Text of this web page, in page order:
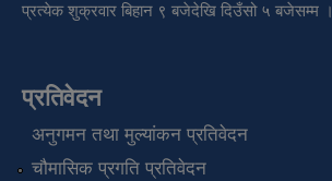
प्रत्येक शुक्रवार बिहान ९ बजेदेखि दिउँसो ५ बजेसम्म ।
प्रतिवेदन
अनुगमन तथा मुल्यांकन प्रतिवेदन
चौमासिक प्रगति प्रतिवेदन